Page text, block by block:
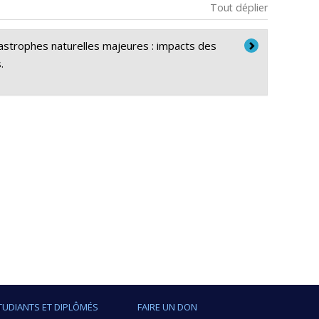
Tout déplier
naturelles majeures : impacts des
ET DIPLÔMÉS FAIRE UN DON